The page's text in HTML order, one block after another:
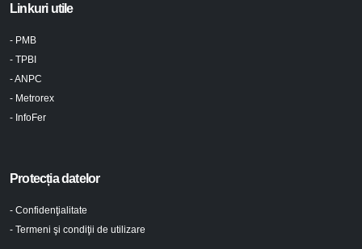
Linkuri utile
- PMB
- TPBI
- ANPC
- Metrorex
- InfoFer
Protecția datelor
- Confidenţialitate
- Termeni şi condiţii de utilizare